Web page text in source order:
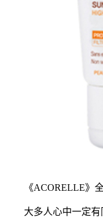
《ACORELLE》全
大多人心中一定有